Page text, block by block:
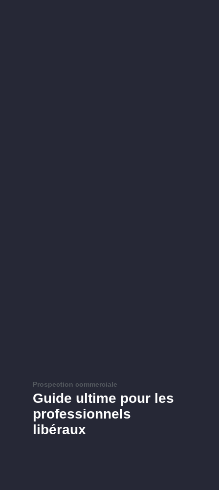
Prospection commerciale
Guide ultime pour les
professionnels
libéraux